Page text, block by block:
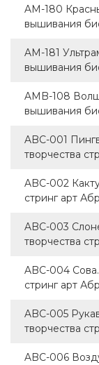
AM-180
вышивания
AM-181
вышивания
AMB-108
вышивания
ABC-001
творчества
ABC-002
стринг арт
ABC-003
творчества
ABC-004
стринг арт
ABC-005
творчества
ABC-006